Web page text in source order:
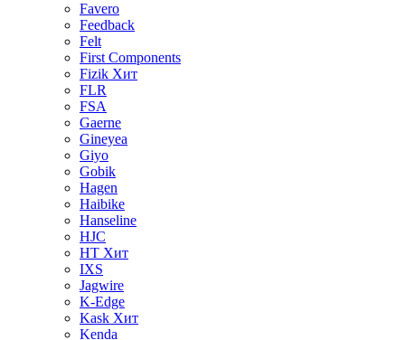
Favero
Feedback
Felt
First Components
Fizik Хит
FLR
FSA
Gaerne
Gineyea
Giyo
Gobik
Hagen
Haibike
Hanseline
HJC
HT Хит
IXS
Jagwire
K-Edge
Kask Хит
Kenda